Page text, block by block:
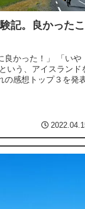
記。良かったこ
良かった！」 「いや
いう、アイスランド
の感想トップ３を発